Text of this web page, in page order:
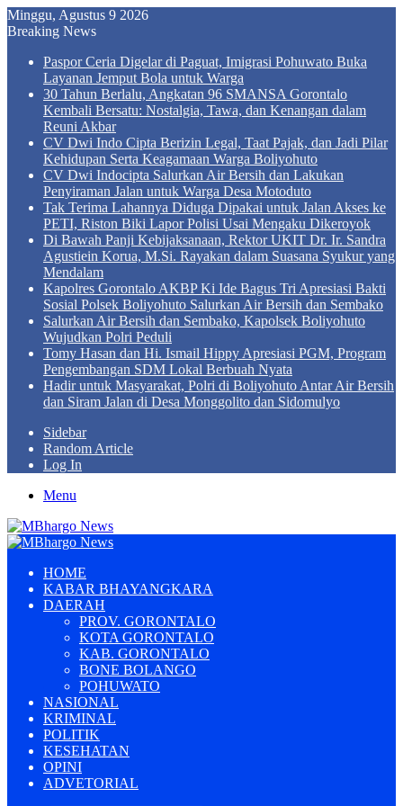
Minggu, Agustus 9 2026
Breaking News
Paspor Ceria Digelar di Paguat, Imigrasi Pohuwato Buka
Layanan Jemput Bola untuk Warga
30 Tahun Berlalu, Angkatan 96 SMANSA Gorontalo
Kembali Bersatu: Nostalgia, Tawa, dan Kenangan dalam
Reuni Akbar
CV Dwi Indo Cipta Berizin Legal, Taat Pajak, dan Jadi Pilar
Kehidupan Serta Keagamaan Warga Boliyohuto
CV Dwi Indocipta Salurkan Air Bersih dan Lakukan
Penyiraman Jalan untuk Warga Desa Motoduto
Tak Terima Lahannya Diduga Dipakai untuk Jalan Akses ke
PETI, Riston Biki Lapor Polisi Usai Mengaku Dikeroyok
Di Bawah Panji Kebijaksanaan, Rektor UKIT Dr. Ir. Sandra
Agustiein Korua, M.Si. Rayakan dalam Suasana Syukur yang
Mendalam
Kapolres Gorontalo AKBP Ki Ide Bagus Tri Apresiasi Bakti
Sosial Polsek Boliyohuto Salurkan Air Bersih dan Sembako
Salurkan Air Bersih dan Sembako, Kapolsek Boliyohuto
Wujudkan Polri Peduli
Tomy Hasan dan Hi. Ismail Hippy Apresiasi PGM, Program
Pengembangan SDM Lokal Berbuah Nyata
Hadir untuk Masyarakat, Polri di Boliyohuto Antar Air Bersih
dan Siram Jalan di Desa Monggolito dan Sidomulyo
Sidebar
Random Article
Log In
Menu
HOME
KABAR BHAYANGKARA
DAERAH
PROV. GORONTALO
KOTA GORONTALO
KAB. GORONTALO
BONE BOLANGO
POHUWATO
NASIONAL
KRIMINAL
POLITIK
KESEHATAN
OPINI
ADVETORIAL